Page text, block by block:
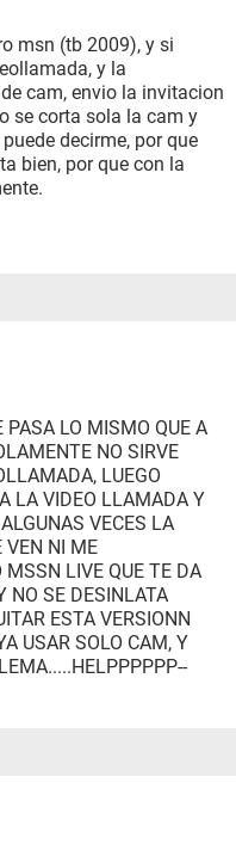
msn (tb 2009), y si
y la
cam, envio la invitacion
se corta sola la cam y
decirme, por que
bien, por que con la
PASA LO MISMO QUE A
NO SIRVE
LUEGO
LA VIDEO LLAMADA Y
VECES LA
VEN NI ME
MSSN LIVE QUE TE DA
NO SE DESINLATA
ESTA VERSIONN
USAR SOLO CAM, Y